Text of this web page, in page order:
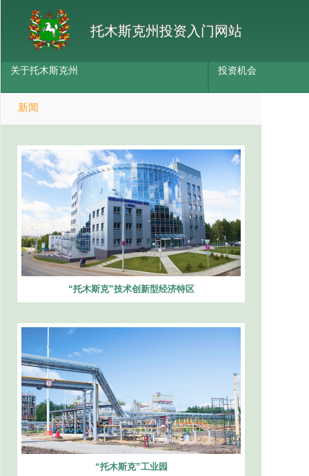
托木斯克州投资入门网站
关于托木斯克州 投资机会
新闻
“托木斯克”技术创新型经济特区
“托木斯克”工业园